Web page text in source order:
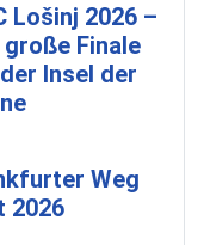
Lošinj 2026 –
große Finale
Insel der
Weg
2026